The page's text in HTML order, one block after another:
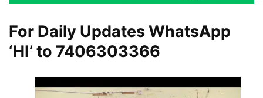
For Daily Updates WhatsApp
‘HI’ to 7406303366